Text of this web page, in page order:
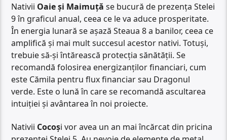
Nativii Oaie și Maimuță se bucură de prezența Stelei
9 în graficul anual, ceea ce le va aduce prosperitate.
În energia lunară se așază Steaua 8 a banilor, ceea ce
amplifică și mai mult succesul acestor nativi. Totuși,
trebuie să-și întărească protecția sănătății. Se
recomandă folosirea energizanților financiari, cum
este Cămila pentru flux financiar sau Dragonul
verde. Este o lună în care se recomandă ascultarea
intuiției și avântarea în noi proiecte.
Nativii Cocoși vor avea un an mai încărcat din pricina